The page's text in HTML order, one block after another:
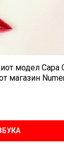
модел Сара
магазин